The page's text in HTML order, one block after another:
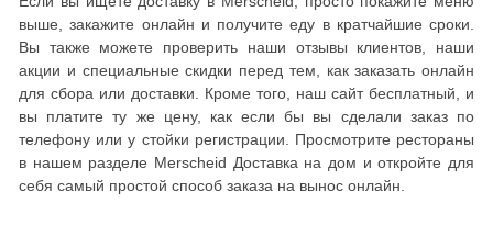
выше, закажите онлайн и получите еду в кратчайшие сроки.
Вы также можете проверить наши отзывы клиентов, наши
акции и специальные скидки перед тем, как заказать онлайн
для сбора или доставки. Кроме того, наш сайт бесплатный, и
вы платите ту же цену, как если бы вы сделали заказ по
телефону или у стойки регистрации. Просмотрите рестораны
в нашем разделе Merscheid Доставка на дом и откройте для
себя самый простой способ заказа на вынос онлайн.